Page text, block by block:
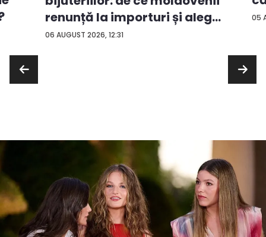
06 AUGUST 2026, 12:31
renunță la importuri și aleg
...
05